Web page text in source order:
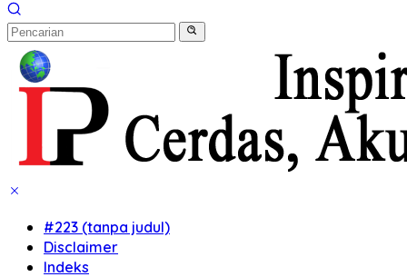
#223 (tanpa judul)
Disclaimer
Indeks